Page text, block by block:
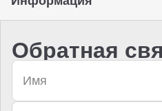
Обратная